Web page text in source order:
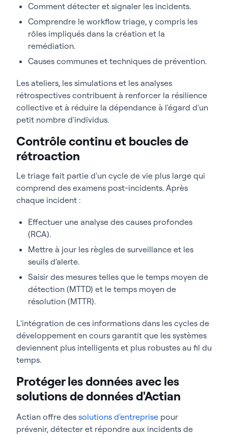
Comment détecter et signaler les incidents.
Comprendre le workflow triage, y compris les
rôles impliqués dans la création et la
remédiation.
Causes communes et techniques de prévention.
Les ateliers, les simulations et les analyses
rétrospectives contribuent à renforcer la résilience
collective et à réduire la dépendance à l'égard d'un
petit nombre d'individus.
Contrôle continu et boucles de
rétroaction
Le triage fait partie d'un cycle de vie plus large qui
comprend des examens post-incidents. Après
chaque incident :
Effectuer une analyse des causes profondes
(RCA).
Mettre à jour les règles de surveillance et les
seuils d'alerte.
Saisir des mesures telles que le temps moyen de
détection (MTTD) et le temps moyen de
résolution (MTTR).
L'intégration de ces informations dans les cycles de
développement en cours garantit que les systèmes
deviennent plus intelligents et plus robustes au fil du
temps.
Protéger les données avec les
solutions de données d'Actian
Actian offre des solutions d'entreprise pour
prévenir, détecter et répondre aux incidents de